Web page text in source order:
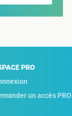
PRO
un accès PRO